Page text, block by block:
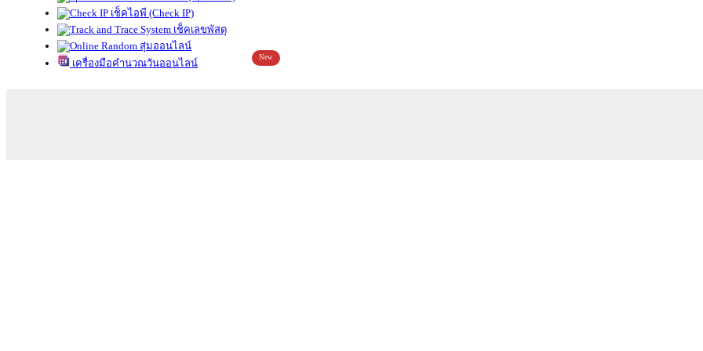
เช็คไอพี (Check IP)
เช็คเลขพัสดุ
สุ่มออนไลน์
เครื่องมือคำนวณวันออนไลน์
New